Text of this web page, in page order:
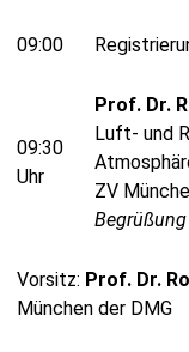
09:00
09:30
Uhr
Prof. Dr.
Luft- und
ZV
Begrüßung
Vorsitz: Prof. Dr.
München der DMG